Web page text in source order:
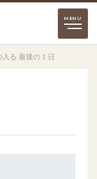
る 最後の１日